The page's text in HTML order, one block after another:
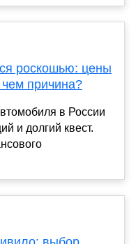
роскошью: цены
причина?
в России
и долгий квест.